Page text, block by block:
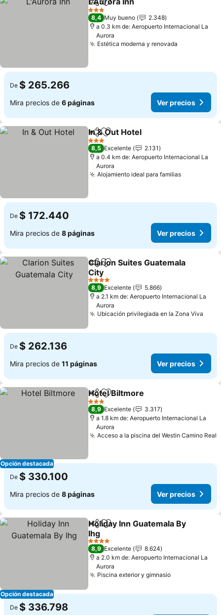
CompartirAgregar a favoritos
3 Estrellas
8,4 Muy bueno
2.348
a 0.3 km de: Aeropuerto Internacional La
Aurora
Estética moderna y renovada
De $ 265.266
Mira precios de 6 páginas Ver precios
CompartirAgregar a favoritos
In & Out Hotel
3 Estrellas
8,5 Excelente
2.131
a 0.4 km de: Aeropuerto Internacional La
Aurora
Alojamiento ideal para familiasVer
De $ 172.440
Mira precios de 8 páginas Ver precios
CompartirAgregar a favoritos
Clarion Suites Guatemala
City
Ver precios
4 Estrellas
8,9 Excelente
5.866
a 2.1 km de: Aeropuerto Internacional La
Aurora
Ubicación privilegiada en la Zona Viva
De $ 262.136
Mira precios de 11 páginas Ver precios
Opción destacada
CompartirAgregar a favoritos
Hotel Biltmore
3 Estrellas
8,9 Excelente
3.317
a 1.8 km de: Aeropuerto Internacional La
Aurora
Acceso a la piscina del Westin Camino Real
De $ 330.100
Mira precios de 8 páginas Ver precios
Opción destacada
CompartirAgregar a favoritos
Holiday Inn Guatemala By
Ihg
Ver precios
4 Estrellas
8,9 Excelente
8.624
a 2.0 km de: Aeropuerto Internacional La
Aurora
Piscina exterior y gimnasioVer precios
De $ 336.798